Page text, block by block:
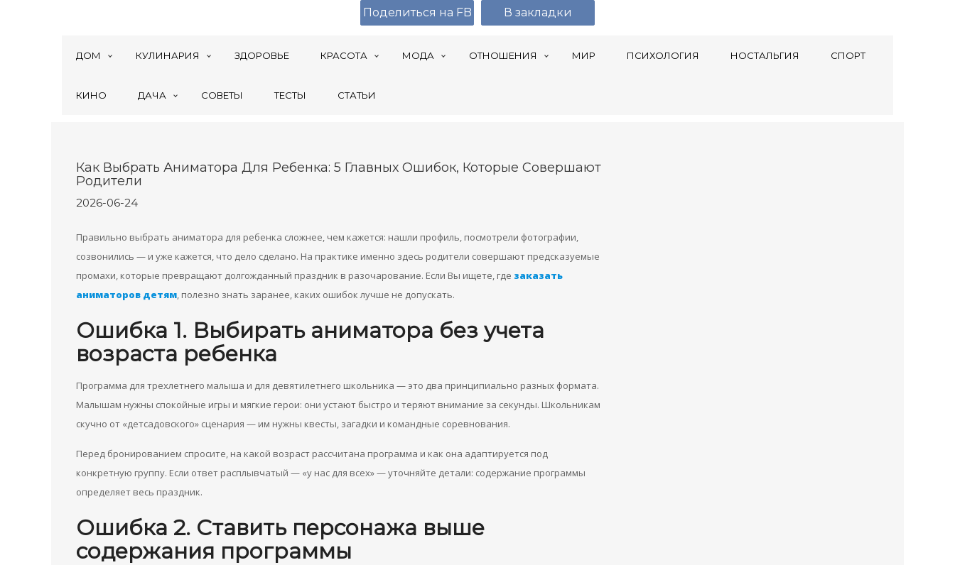
ДОМ КУЛИНАРИЯ ЗДОРОВЬЕ КРАСОТА МОДА ОТНОШЕНИЯ МИР ПСИХОЛОГИЯ НОСТАЛЬГИЯ СПОРТ
КИНО ДАЧА СОВЕТЫ ТЕСТЫ СТАТЬИ
Как Выбрать Аниматора Для Ребенка: 5 Главных Ошибок, Которые Совершают
Родители
2026-06-24
Правильно выбрать аниматора для ребенка сложнее, чем кажется: нашли профиль, посмотрели фотографии,
созвонились — и уже кажется, что дело сделано. На практике именно здесь родители совершают предсказуемые
промахи, которые превращают долгожданный праздник в разочарование. Если Вы ищете, где заказать
аниматоров детям, полезно знать заранее, каких ошибок лучше не допускать.
Ошибка 1. Выбирать аниматора без учета
возраста ребенка
Программа для трехлетнего малыша и для девятилетнего школьника — это два принципиально разных формата.
Малышам нужны спокойные игры и мягкие герои: они устают быстро и теряют внимание за секунды. Школьникам
скучно от «детсадовского» сценария — им нужны квесты, загадки и командные соревнования.
Перед бронированием спросите, на какой возраст рассчитана программа и как она адаптируется под
конкретную группу. Если ответ расплывчатый — «у нас для всех» — уточняйте детали: содержание программы
определяет весь праздник.
Ошибка 2. Ставить персонажа выше
содержания программы
Поделиться на FB В закладки